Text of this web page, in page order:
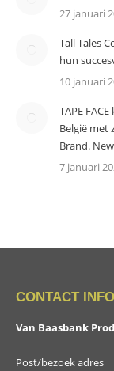
27 januari
Tall Tales
hun
10 januari
TAPE
België met
Brand.
7 januari
CONTACT
Van Baasbank
Post/bezoek adres